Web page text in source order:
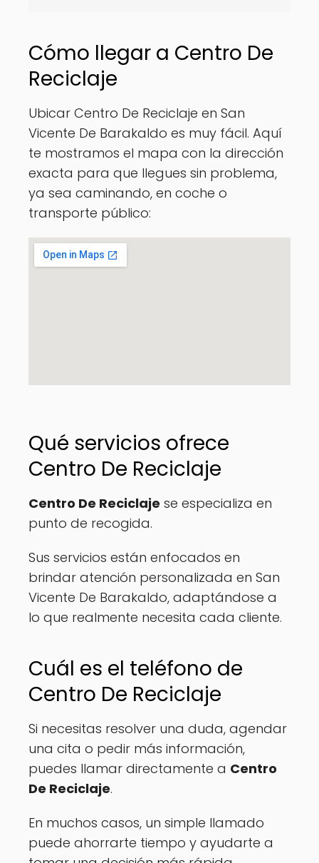
Cómo llegar a Centro De
Reciclaje
Ubicar Centro De Reciclaje en San
Vicente De Barakaldo es muy fácil. Aquí
te mostramos el mapa con la dirección
exacta para que llegues sin problema,
ya sea caminando, en coche o
transporte público:
Qué servicios ofrece
Centro De Reciclaje
Centro De Reciclaje se especializa en
punto de recogida.
Sus servicios están enfocados en
brindar atención personalizada en San
Vicente De Barakaldo, adaptándose a
lo que realmente necesita cada cliente.
Cuál es el teléfono de
Centro De Reciclaje
Si necesitas resolver una duda, agendar
una cita o pedir más información,
puedes llamar directamente a Centro
De Reciclaje.
En muchos casos, un simple llamado
puede ahorrarte tiempo y ayudarte a